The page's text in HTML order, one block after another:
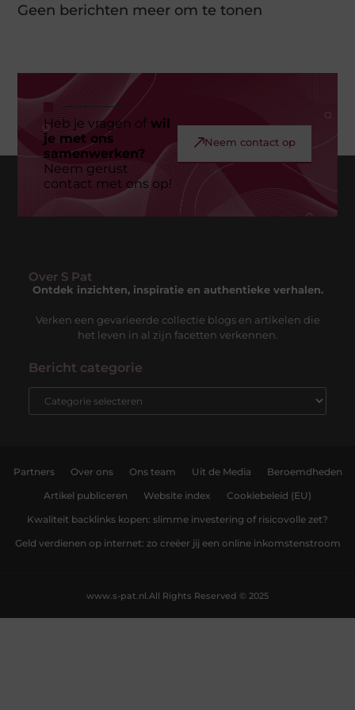
Geen berichten meer om te tonen
Heb je vragen ofwil
je met ons
samenwerken?
Neem gerust
contact met ons op!
Neem contact op
Over S Pat
Ontdek inzichten, inspiratie en authentieke verhalen.
Verken een gevarieerde collectie blogs en artikelen die
het leven in al zijn facetten verkennen.
Bericht categorie
Partners Over ons Ons team Uit de Media Beroemdheden
Artikel publiceren Website index Cookiebeleid (EU)
Kwaliteit backlinks kopen: slimme investering of risicovolle zet?
Geld verdienen op internet: zo creëer jij een online inkomstenstroom
All Rights Reserved © 2025
www.s-pat.nl.